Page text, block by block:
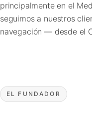
principalmente en el
seguimos a nuestros
navegación — desde el
EL FUNDADOR